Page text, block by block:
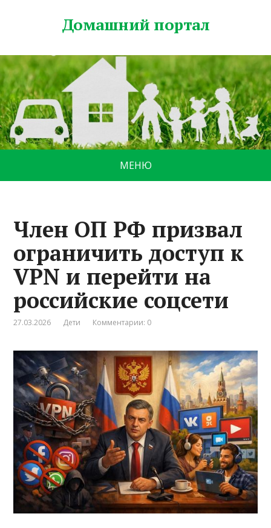
Домашний портал
МЕНЮ
Член ОП РФ призвал
ограничить доступ к
VPN и перейти на
российские соцсети
27.03.2026 Дети Комментарии: 0